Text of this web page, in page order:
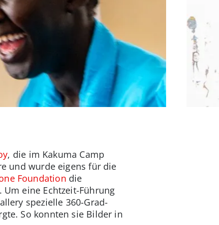
, die im Kakuma Camp
und wurde eigens für die
Foundation die
eine Echtzeit-Führung
spezielle 360-Grad-
So konnten sie Bilder in